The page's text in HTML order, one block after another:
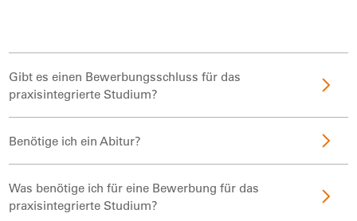
Gibt es einen Bewerbungsschluss für das
praxisintegrierte Studium?
Benötige ich ein Abitur?
Was benötige ich für eine Bewerbung für das
praxisintegrierte Studium?